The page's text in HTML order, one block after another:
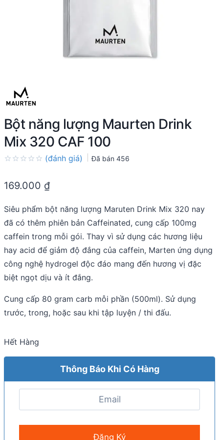
Bột năng lượng Maurten Drink
Mix 320 CAF 100
out
(đánh giá) Đã bán 456
169.000 ₫
Siêu phẩm bột năng lượng Maruten Drink Mix 320 nay
đã có thêm phiên bản Caffeinated, cung cấp 100mg
caffein trong mỗi gói. Thay vì sử dụng các hương liệu
hay acid để giảm độ đắng của caffein, Marten ứng dụng
công nghệ hydrogel độc đáo mang đến hương vị đặc
biệt ngọt dịu và ít đắng.
Cung cấp 80 gram carb mỗi phần (500ml). Sử dụng
trước, trong, hoặc sau khi tập luyện / thi đấu.
Hết Hàng
Thông Báo Khi Có Hàng